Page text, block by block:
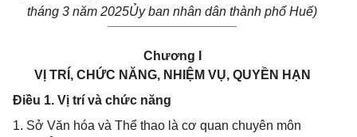
tháng 3 năm 2025Ủy ban nhân dân thành phố Huế)
__________________
Chương I
VỊ TRÍ, CHỨC NĂNG, NHIỆM VỤ, QUYỀN HẠN
Điều 1. Vị trí và chức năng
1. Sở Văn hóa và Thể thao là cơ quan chuyên môn